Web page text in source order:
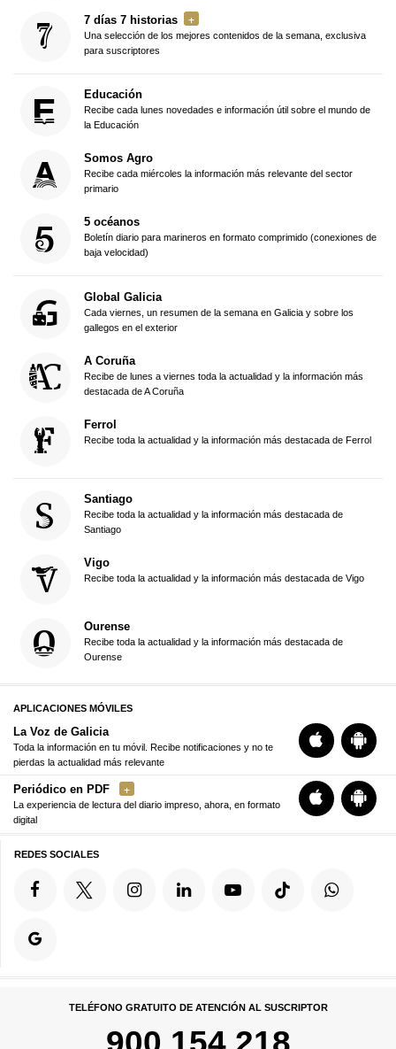
7 días 7 historias
Una selección de los mejores contenidos de la semana, exclusiva
para suscriptores
Educación
Recibe cada lunes novedades e información útil sobre el mundo de
la Educación
Somos Agro
Recibe cada miércoles la información más relevante del sector
primario
5 océanos
Boletín diario para marineros en formato comprimido (conexiones de
baja velocidad)
Global Galicia
Cada viernes, un resumen de la semana en Galicia y sobre los
gallegos en el exterior
A Coruña
Recibe de lunes a viernes toda la actualidad y la información más
destacada de A Coruña
Ferrol
Recibe toda la actualidad y la información más destacada de Ferrol
Santiago
Recibe toda la actualidad y la información más destacada de
Santiago
Vigo
Recibe toda la actualidad y la información más destacada de Vigo
Ourense
Recibe toda la actualidad y la información más destacada de
Ourense
APLICACIONES MÓVILES
La Voz de Galicia
Toda la información en tu móvil. Recibe notificaciones y no te
pierdas la actualidad más relevante
Periódico en PDF
La experiencia de lectura del diario impreso, ahora, en formato
digital
REDES SOCIALES
TELÉFONO GRATUITO DE ATENCIÓN AL SUSCRIPTOR